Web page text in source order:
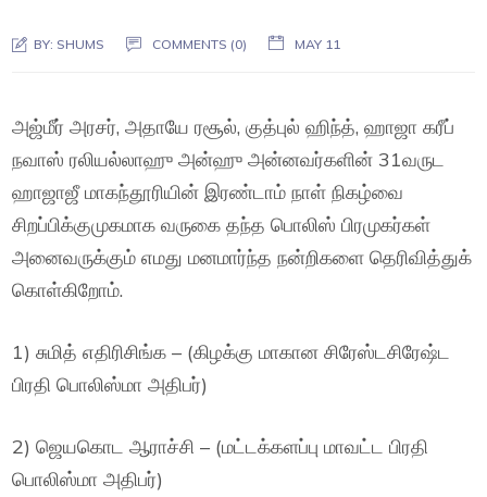
BY: SHUMS COMMENTS (0) MAY 11
அஜ்மீர் அரசர், அதாயே ரசூல், குத்புல் ஹிந்த், ஹாஜா கரீப்
நவாஸ் ரலியல்லாஹு அன்ஹு அன்னவர்களின் 31வருட
ஹாஜாஜீ மாகந்தூரியின் இரண்டாம் நாள் நிகழ்வை
சிறப்பிக்குமுகமாக வருகை தந்த பொலிஸ் பிரமுகர்கள்
அனைவருக்கும் எமது மனமார்ந்த நன்றிகளை தெரிவித்துக்
கொள்கிறோம்.
1) சுமித் எதிரிசிங்க – (கிழக்கு மாகான சிரேஸ்டசிரேஷ்ட
பிரதி பொலிஸ்மா அதிபர்)
2) ஜெயகொட ஆராச்சி – (மட்டக்களப்பு மாவட்ட பிரதி
பொலிஸ்மா அதிபர்)